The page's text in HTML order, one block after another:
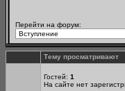
Перейти на форум:
Тему просматривают
Гостей: 1
На сайте нет